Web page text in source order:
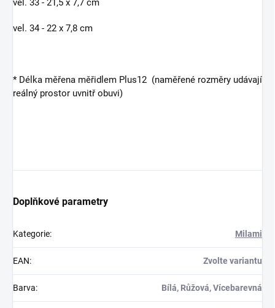
vel. 33 - 21,5 x 7,7 cm
vel. 34 - 22 x 7,8 cm
* Délka měřena měřidlem Plus12 (naměřené rozměry udávají
reálný prostor uvnitř obuvi)
Doplňkové parametry
Kategorie: Milami
EAN: Zvolte variantu
Barva: Bílá, Růžová, Vícebarevná